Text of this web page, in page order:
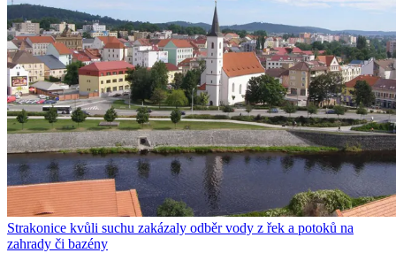
Strakonice kvůli suchu zakázaly odběr vody z řek a potoků na
zahrady či bazény